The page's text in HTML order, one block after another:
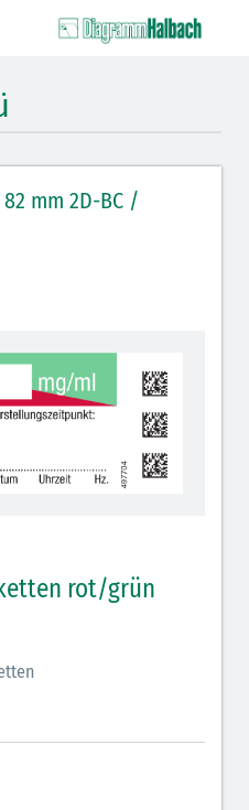
(hellviolett
(weiß)
mit schwarzem
schwarz schraffiert)
mm 2D-BC /
rot/grün